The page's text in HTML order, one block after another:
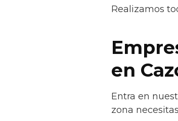
Realizamos
en
Entra en
zona